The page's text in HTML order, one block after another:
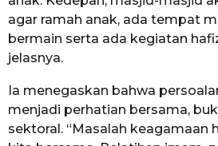
agar ramah anak, ada tempat
bermain serta ada kegiatan
jelasnya.
Ia menegaskan bahwa
menjadi perhatian bersama,
sektoral. “Masalah keagamaan